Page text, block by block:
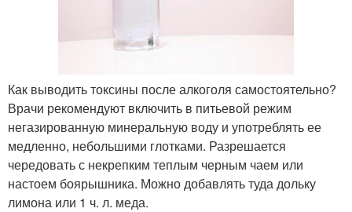
Как выводить токсины после алкоголя самостоятельно?
Врачи рекомендуют включить в питьевой режим
негазированную минеральную воду и употреблять ее
медленно, небольшими глотками. Разрешается
чередовать с некрепким теплым черным чаем или
настоем боярышника. Можно добавлять туда дольку
лимона или 1 ч. л. меда.